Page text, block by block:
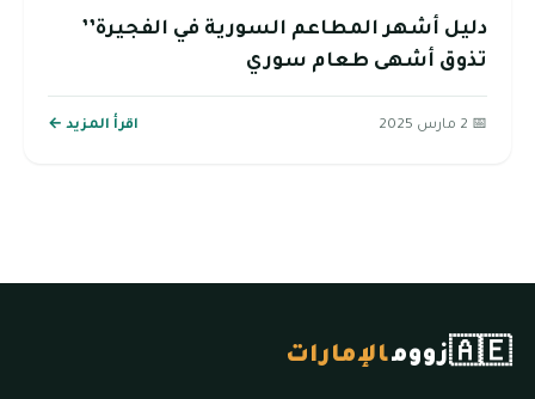
دليل أشهر المطاعم السورية في الفجيرة’’
تذوق أشهى طعام سوري
📅 2 مارس 2025 اقرأ المزيد ←
🇦🇪زوومالإمارات